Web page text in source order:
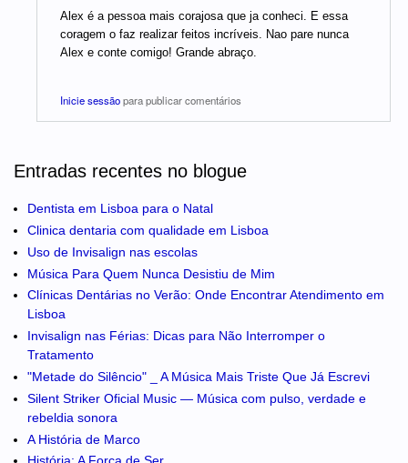
Alex é a pessoa mais corajosa que ja conheci. E essa
coragem o faz realizar feitos incríveis. Nao pare nunca
Alex e conte comigo! Grande abraço.
Inicie sessãopara publicar comentários
Entradas recentes no blogue
Dentista em Lisboa para o Natal
Clinica dentaria com qualidade em Lisboa
Uso de Invisalign nas escolas
Música Para Quem Nunca Desistiu de Mim
Clínicas Dentárias no Verão: Onde Encontrar Atendimento em
Lisboa
Invisalign nas Férias: Dicas para Não Interromper o
Tratamento
"Metade do Silêncio" _ A Música Mais Triste Que Já Escrevi
Silent Striker Oficial Music — Música com pulso, verdade e
rebeldia sonora
A História de Marco